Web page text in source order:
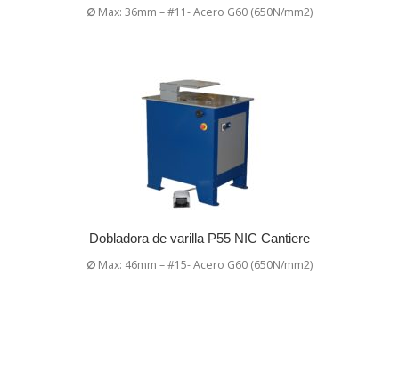
∅ Max: 36mm – #11- Acero G60 (650N/mm2)
Dobladora de varilla P55 NIC Cantiere
∅ Max: 46mm – #15- Acero G60 (650N/mm2)